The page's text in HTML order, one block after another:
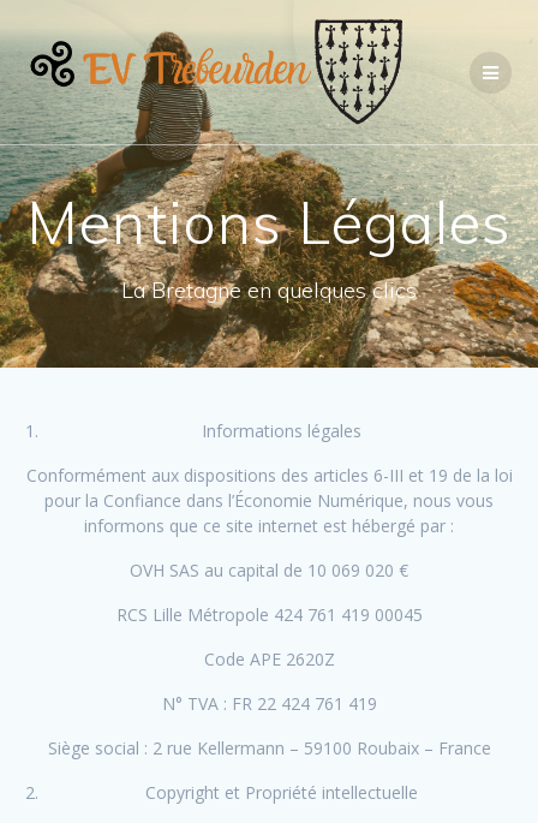
contenu
Mentions Légales
La Bretagne en quelques clics
Informations légales
Conformément aux dispositions des articles 6-III et 19 de la loi
pour la Confiance dans l’Économie Numérique, nous vous
informons que ce site internet est hébergé par :
OVH SAS au capital de 10 069 020 €
RCS Lille Métropole 424 761 419 00045
Code APE 2620Z
N° TVA : FR 22 424 761 419
Siège social : 2 rue Kellermann – 59100 Roubaix – France
Copyright et Propriété intellectuelle